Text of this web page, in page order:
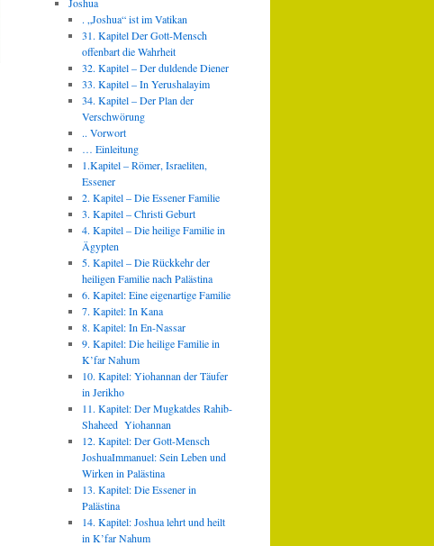
. „Joshua“ ist im Vatikan
31. Kapitel Der Gott-Mensch
offenbart die Wahrheit
32. Kapitel – Der duldende Diener
33. Kapitel – In Yerushalayim
34. Kapitel – Der Plan der
Verschwörung
.. Vorwort
… Einleitung
1.Kapitel – Römer, Israeliten,
Essener
2. Kapitel – Die Essener Familie
3. Kapitel – Christi Geburt
4. Kapitel – Die heilige Familie in
Ägypten
5. Kapitel – Die Rückkehr der
heiligen Familie nach Palästina
6. Kapitel: Eine eigenartige Familie
7. Kapitel: In Kana
8. Kapitel: In En-Nassar
9. Kapitel: Die heilige Familie in
K’far Nahum
10. Kapitel: Yiohannan der Täufer
in Jerikho
11. Kapitel: Der Mugkatdes Rahib-
Shaheed Yiohannan
12. Kapitel: Der Gott-Mensch
JoshuaImmanuel: Sein Leben und
Wirken in Palästina
13. Kapitel: Die Essener in
Palästina
14. Kapitel: Joshua lehrt und heilt
in K’far Nahum